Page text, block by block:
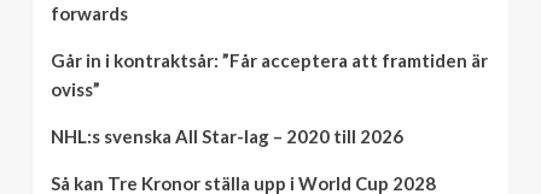
forwards
Går in i kontraktsår: ”Får acceptera att framtiden är
oviss”
NHL:s svenska All Star-lag – 2020 till 2026
Så kan Tre Kronor ställa upp i World Cup 2028